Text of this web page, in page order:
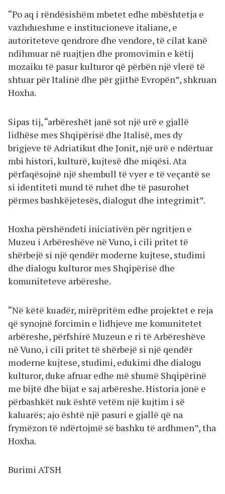
“Po aq i rëndësishëm mbetet edhe mbështetja e
vazhdueshme e institucioneve italiane, e
autoriteteve qendrore dhe vendore, të cilat kanë
ndihmuar në ruajtjen dhe promovimin e këtij
mozaiku të pasur kulturor që përbën një vlerë të
shtuar për Italinë dhe për gjithë Evropën”, shkruan
Hoxha.
Sipas tij, “arbëreshët janë sot një urë e gjallë
lidhëse mes Shqipërisë dhe Italisë, mes dy
brigjeve të Adriatikut dhe Jonit, një urë e ndërtuar
mbi histori, kulturë, kujtesë dhe miqësi. Ata
përfaqësojnë një shembull të vyer e të veçantë se
si identiteti mund të ruhet dhe të pasurohet
përmes bashkëjetesës, dialogut dhe integrimit”.
Hoxha përshëndeti iniciativën për ngritjen e
Muzeu i Arbëreshëve në Vuno, i cili pritet të
shërbejë si një qendër moderne kujtese, studimi
dhe dialogu kulturor mes Shqipërisë dhe
komuniteteve arbëreshe.
“Në këtë kuadër, mirëpritëm edhe projektet e reja
që synojnë forcimin e lidhjeve me komunitetet
arbëreshe, përfshirë Muzeun e ri të Arbëreshëve
në Vuno, i cili pritet të shërbejë si një qendër
moderne kujtese, studimi, edukimi dhe dialogu
kulturor, duke afruar edhe më shumë Shqipërinë
me bijtë dhe bijat e saj arbëreshe. Historia jonë e
përbashkët nuk është vetëm një kujtim i së
kaluarës; ajo është një pasuri e gjallë që na
frymëzon të ndërtojmë së bashku të ardhmen”, tha
Hoxha.
Burimi ATSH